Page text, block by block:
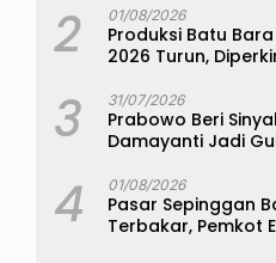
2 01/08/2026
Produksi Batu
2026 Turun,
3 31/07/2026
Prabowo Beri
Damayanti Jadi
4 01/08/2026
Pasar Sepinggan
Terbakar, Pemkot